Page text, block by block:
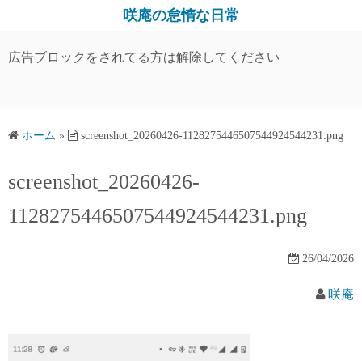
テ
ス
ッ
咲庵の怠惰な日常
広告ブロックをされてる方は解除してください
ホーム » screenshot_20260426-1128275446507544924544231.png
screenshot_20260426-
1128275446507544924544231.png
26/04/2026
咲庵